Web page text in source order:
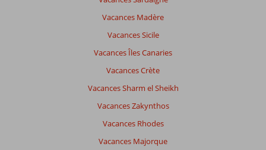
Vacances Madère
Vacances Sicile
Vacances Îles Canaries
Vacances Crète
Vacances Sharm el Sheikh
Vacances Zakynthos
Vacances Rhodes
Vacances Majorque